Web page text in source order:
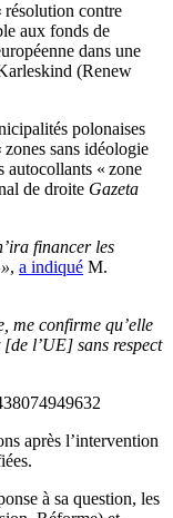
résolution contre
aux fonds de
dans une
(Renew
polonaises
sans idéologie
autocollants « zone
de droite Gazeta
financer les
, a indiqué M.
me confirme qu’elle
[de l’UE] sans respect
après l’intervention
à sa question, les